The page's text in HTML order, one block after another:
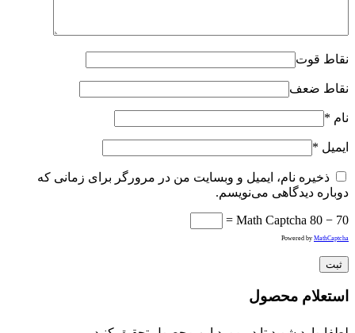
نقاط قوت
نقاط ضعف
نام *
ایمیل *
ذخیره نام، ایمیل و وبسایت من در مرورگر برای زمانی که
دوباره دیدگاهی می‌نویسم.
Math Captcha 80 − 70 =
Powered by MathCaptcha
استعلام محصول